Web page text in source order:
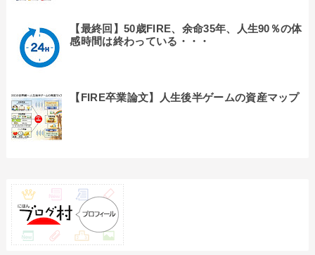
【最終回】50歳FIRE、余命35年、人生90％の体
感時間は終わっている・・・
【FIRE卒業論文】人生後半ゲームの資産マップ